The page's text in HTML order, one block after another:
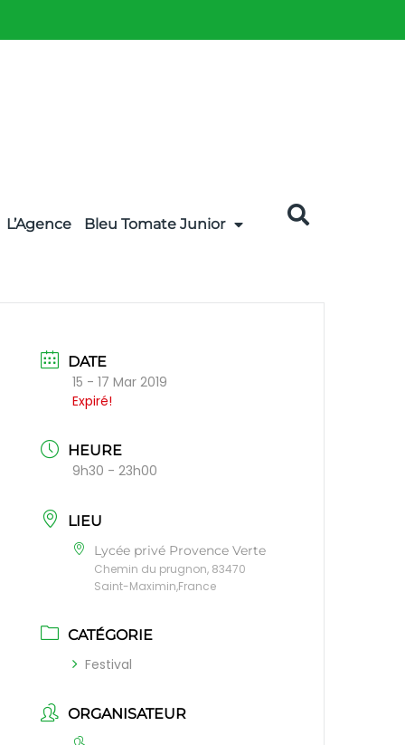
L’Agence Bleu Tomate Junior
DATE
15 - 17 Mar 2019
Expiré!
HEURE
9h30 - 23h00
LIEU
Lycée privé Provence Verte
Chemin du prugnon, 83470
Saint-Maximin,France
CATÉGORIE
Festival
ORGANISATEUR